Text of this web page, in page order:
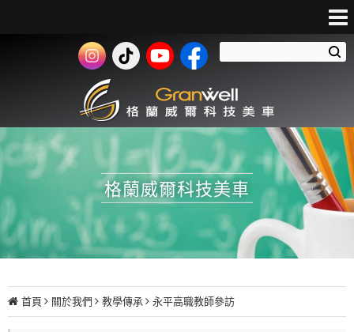
格蘭威爾科技美車
首頁 關於我們 教學傳承 永平高職教師參訪